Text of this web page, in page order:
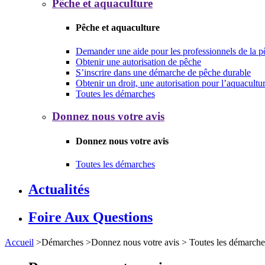
Pêche et aquaculture
Pêche et aquaculture
Demander une aide pour les professionnels de la
Obtenir une autorisation de pêche
S’inscrire dans une démarche de pêche durable
Obtenir un droit, une autorisation pour
Toutes les démarches
Donnez nous votre avis
Donnez nous votre avis
Toutes les démarches
Actualités
Foire Aux Questions
Accueil >Démarches >Donnez nous votre avis > Toutes les